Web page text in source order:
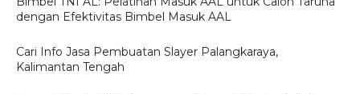
dengan Efektivitas Bimbel Masuk AAL
Cari Info Jasa Pembuatan Slayer Palangkaraya,
Kalimantan Tengah